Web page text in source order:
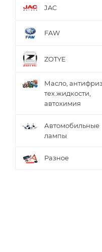
JAC
FAW
ZOTYE
Масло, антифриз,
тех.жидкости,
автохимия
Автомобильные
лампы
Разное